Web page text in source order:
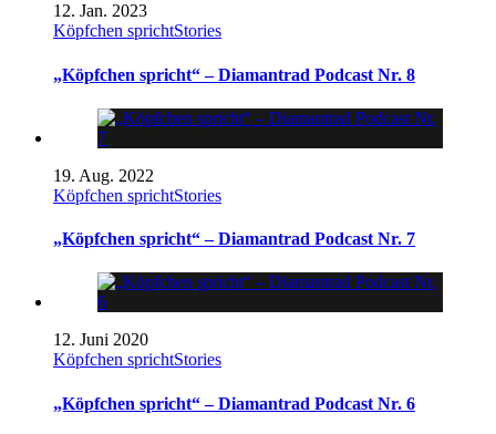
12. Jan. 2023
Köpfchen sprichtStories
„Köpfchen spricht“ – Diamantrad Podcast Nr. 8
19. Aug. 2022
Köpfchen sprichtStories
„Köpfchen spricht“ – Diamantrad Podcast Nr. 7
12. Juni 2020
Köpfchen sprichtStories
„Köpfchen spricht“ – Diamantrad Podcast Nr. 6